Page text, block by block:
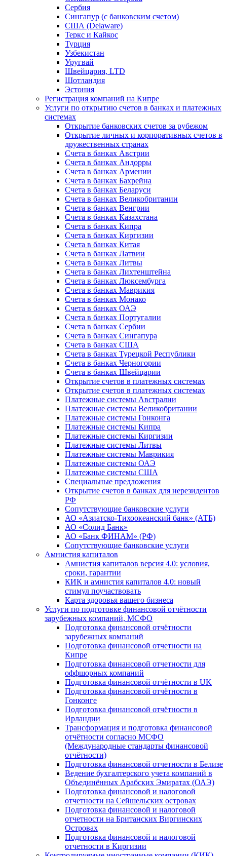
Сербия
Сингапур (c банковским счетом)
США (Delaware)
Теркс и Кайкос
Турция
Узбекистан
Уругвай
Швейцария, LTD
Шотландия
Эстония
Регистрация компаний на Кипре
Услуги по открытию счетов в банках и платежных
системах
Открытие банковских счетов за рубежом
Открытие личных и корпоративных счетов в
дружественных странах
Счета в банках Австрии
Счета в банках Андорры
Счета в банках Армении
Счета в банках Бахрейна
Счета в банках Беларуси
Счета в банках Великобритании
Счета в банках Венгрии
Счета в банках Казахстана
Счета в банках Кипра
Счета в банках Киргизии
Счета в банках Китая
Счета в банках Латвии
Счета в банках Литвы
Счета в банках Лихтенштейна
Счета в банках Люксембурга
Счета в банках Маврикия
Счета в банках Монако
Счета в банках ОАЭ
Счета в банках Португалии
Счета в банках Сербии
Счета в банках Сингапура
Счета в банках США
Счета в банках Турецкой Республики
Счета в банках Черногории
Счета в банках Швейцарии
Открытие счетов в платежных системах
Открытие счетов в платежных системах
Платежные системы Австралии
Платежные системы Великобритании
Платежные системы Гонконга
Платежные системы Кипра
Платежные системы Киргизии
Платежные системы Литвы
Платежные системы Маврикия
Платежные системы ОАЭ
Платежные системы США
Специальные предложения
Открытие счетов в банках для нерезидентов
РФ
Сопутствующие банковские услуги
АО «Азиатско-Тихоокеанский банк» (АТБ)
АО «Солид Банк»
АО «Банк ФИНАМ» (РФ)
Сопутствующие банковские услуги
Амнистия капиталов
Амнистия капиталов версия 4.0: условия,
сроки, гарантии
КИК и амнистия капиталов 4.0: новый
стимул поучаствовать
Карта здоровья вашего бизнеса
Услуги по подготовке финансовой отчётности
зарубежных компаний, МСФО
Подготовка финансовой отчётности
зарубежных компаний
Подготовка финансовой отчетности на
Кипре
Подготовка финансовой отчетности для
оффшорных компаний
Подготовка финансовой отчётности в UK
Подготовка финансовой отчётности в
Гонконге
Подготовка финансовой отчётности в
Ирландии
Трансформация и подготовка финансовой
отчётности согласно МСФО
(Международные стандарты финансовой
отчётности)
Подготовка финансовой отчетности в Белизе
Ведение бухгалтерского учета компаний в
Объединённых Арабских Эмиратах (ОАЭ)
Подготовка финансовой и налоговой
отчетности на Сейшельских островах
Подготовка финансовой и налоговой
отчетности на Британских Виргинских
Островах
Подготовка финансовой и налоговой
отчетности в Киргизии